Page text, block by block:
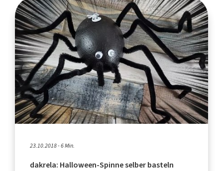
23.10.2018 - 6 Min.
dakrela: Halloween-Spinne selber basteln